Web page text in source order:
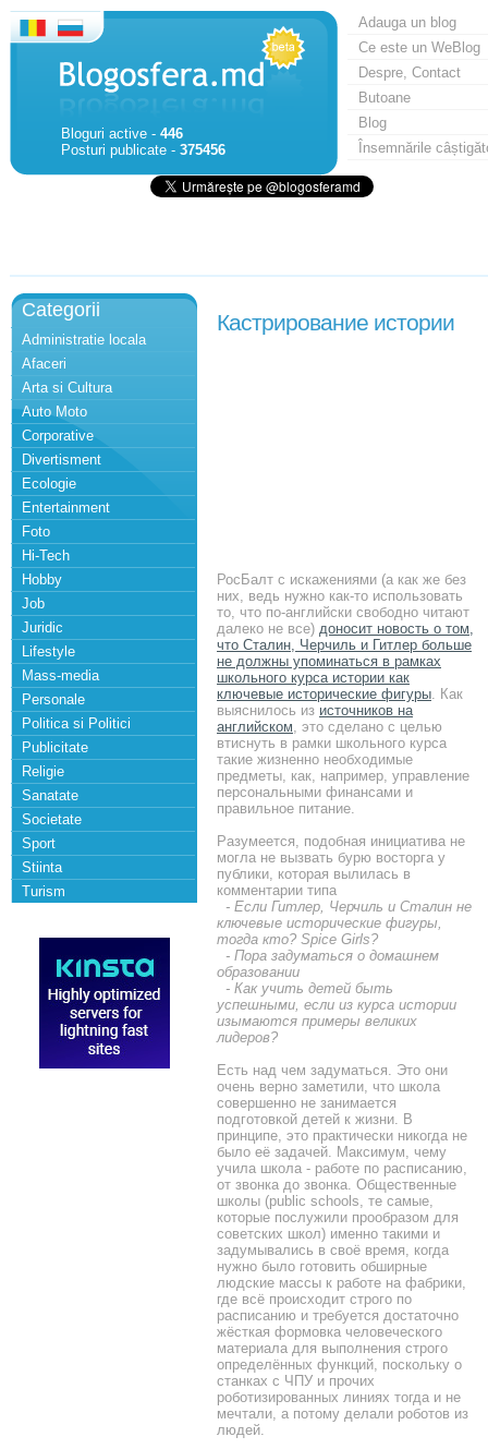
Bloguri active - 446
Posturi publicate - 375456
Adauga un blog
Ce este un WeBlog
Despre, Contact
Butoane
Blog
Însemnările
Categorii
Administratie locala
Afaceri
Arta si Cultura
Auto Moto
Corporative
Divertisment
Ecologie
Entertainment
Foto
Hi-Tech
Hobby
Job
Juridic
Lifestyle
Mass-media
Personale
Politica si Politici
Publicitate
Religie
Sanatate
Societate
Sport
Stiinta
Turism
Кастрирование истории
РосБалт с искажениями (а как же без
них, ведь нужно как-то использовать
то, что по-английски свободно читают
далеко не все) доносит новость о том,
что Сталин, Черчиль и Гитлер больше
не должны упоминаться в рамках
школьного курса истории как
ключевые исторические фигуры. Как
выяснилось из источников на
английском, это сделано с целью
втиснуть в рамки школьного курса
такие жизненно необходимые
предметы, как, например, управление
персональными финансами и
правильное питание.
Разумеется, подобная инициатива не
могла не вызвать бурю восторга у
публики, которая вылилась в
комментарии типа
- Если Гитлер, Черчиль и Сталин не
ключевые исторические фигуры,
тогда кто? Spice Girls?
- Пора задуматься о домашнем
образовании
- Как учить детей быть
успешными, если из курса истории
изымаются примеры великих
лидеров?
Есть над чем задуматься. Это они
очень верно заметили, что школа
совершенно не занимается
подготовкой детей к жизни. В
принципе, это практически никогда не
было её задачей. Максимум, чему
учила школа - работе по расписанию,
от звонка до звонка. Общественные
школы (public schools, те самые,
которые послужили прообразом для
советских школ) именно такими и
задумывались в своё время, когда
нужно было готовить обширные
людские массы к работе на фабрики,
где всё происходит строго по
расписанию и требуется достаточно
жёсткая формовка человеческого
материала для выполнения строго
определённых функций, поскольку о
станках с ЧПУ и прочих
роботизированных линиях тогда и не
мечтали, а потому делали роботов из
людей.